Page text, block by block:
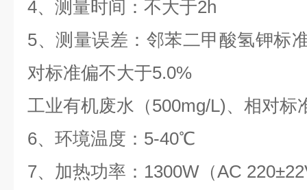
4、测量时间：不大于2h
5、测量误差：邻苯二甲酸氢钾标
对标准偏不大于5.0%
工业有机废水（500mg/L)、相对标
6、环境温度：5-40℃
7、加热功率：1300W（AC